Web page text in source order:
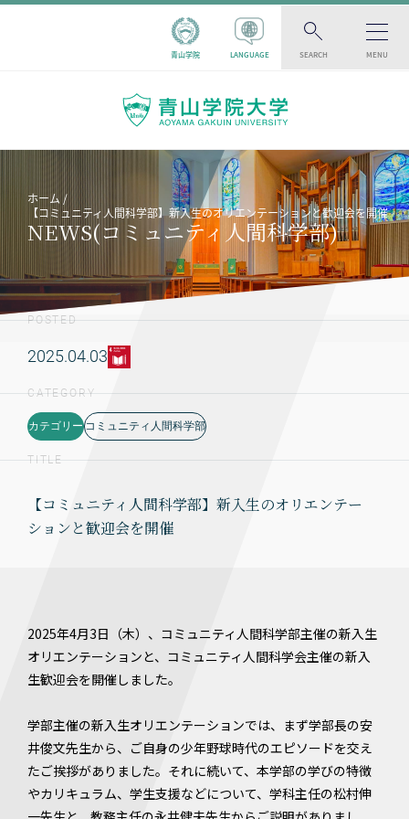
青山学院 LANGUAGE SEARCH MENU
ホーム
【コミュニティ人間科学部】新入生のオリエンテーションと歓迎会を開催
NEWS(コミュニティ人間科学部)
POSTED
2025.04.03
CATEGORY
カテゴリー コミュニティ人間科学部
TITLE
【コミュニティ人間科学部】新入生のオリエンテー
ションと歓迎会を開催
2025年4月3日（木）、コミュニティ人間科学部主催の新入生
オリエンテーションと、コミュニティ人間科学会主催の新入
生歓迎会を開催しました。
学部主催の新入生オリエンテーションでは、まず学部長の安
井俊文先生から、ご自身の少年野球時代のエピソードを交え
たご挨拶がありました。それに続いて、本学部の学びの特徴
やカリキュラム、学生支援などについて、学科主任の松村伸